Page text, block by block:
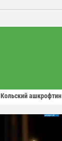
Кольский ашкрофтин